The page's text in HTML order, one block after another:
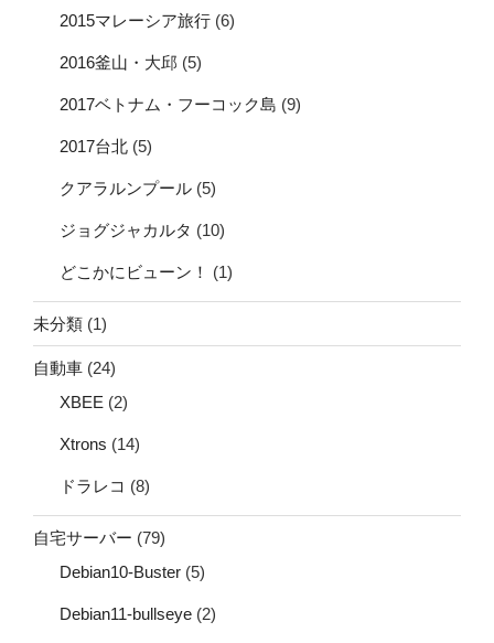
2015マレーシア旅行 (6)
2016釜山・大邱 (5)
2017ベトナム・フーコック島 (9)
2017台北 (5)
クアラルンプール (5)
ジョグジャカルタ (10)
どこかにビューン！ (1)
未分類 (1)
自動車 (24)
XBEE (2)
Xtrons (14)
ドラレコ (8)
自宅サーバー (79)
Debian10-Buster (5)
Debian11-bullseye (2)